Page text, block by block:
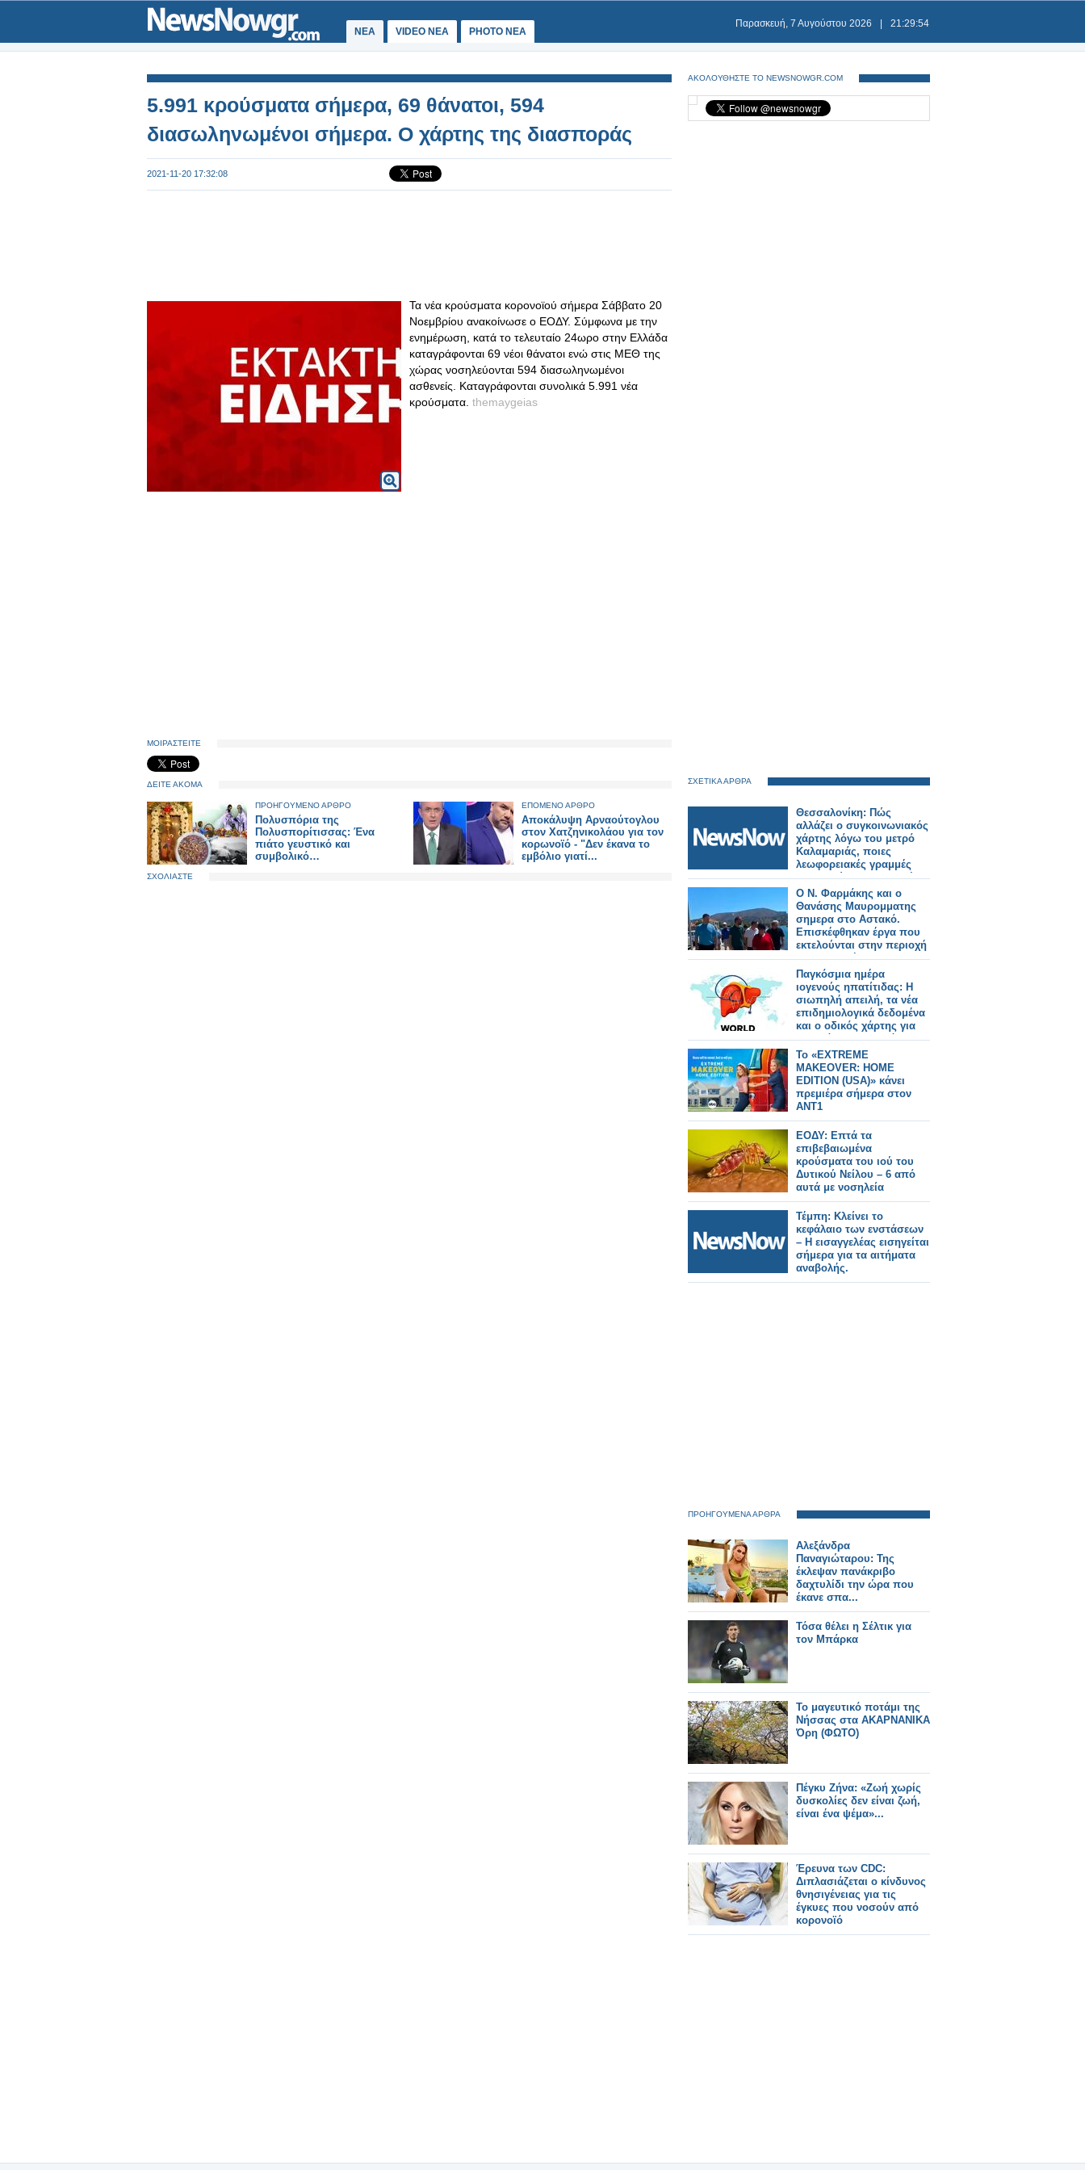
ΝΕΑ VIDEO NEA PHOTO NEA
Παρασκευή, 7 Αυγούστου 2026 21:29:54
5.991 κρούσματα σήμερα, 69 θάνατοι, 594
διασωληνωμένοι σήμερα. Ο χάρτης της διασποράς
2021-11-20 17:32:08
Τα νέα κρούσματα κορονοϊού σήμερα Σάββατο 20
Νοεμβρίου ανακοίνωσε ο ΕΟΔΥ. Σύμφωνα με την
ενημέρωση, κατά το τελευταίο 24ωρο στην Ελλάδα
καταγράφονται 69 νέοι θάνατοι ενώ στις ΜΕΘ της
χώρας νοσηλεύονται 594 διασωληνωμένοι
ασθενείς. Καταγράφονται συνολικά 5.991 νέα
κρούσματα. themaygeias
ΜΟΙΡΑΣΤΕΙΤΕ
ΔΕΙΤΕ ΑΚΟΜΑ
ΠΡΟΗΓΟΥΜΕΝΟ ΑΡΘΡΟ
Πολυσπόρια της
Πολυσπορίτισσας: Ένα
πιάτο γευστικό και
συμβολικό…
ΕΠΟΜΕΝΟ ΑΡΘΡΟ
Αποκάλυψη Αρναούτογλου
στον Χατζηνικολάου για τον
κορωνοϊό - "Δεν έκανα το
εμβόλιο γιατί...
ΣΧΟΛΙΑΣΤΕ
ΑΚΟΛΟΥΘΗΣΤΕ ΤΟ NEWSNOWGR.COM
ΣΧΕΤΙΚΑ ΑΡΘΡΑ
Θεσσαλονίκη: Πώς
αλλάζει ο συγκοινωνιακός
χάρτης λόγω του μετρό
Καλαμαριάς, ποιες
λεωφορειακές γραμμές
καταργούνται, ποιες νέες
θα λειτουργήσουν, ποιες
αλλάζουν.
Ο Ν. Φαρμάκης και ο
Θανάσης Μαυρομματης
σημερα στο Αστακό.
Επισκέφθηκαν έργα που
εκτελούνται στην περιοχή
και συναντήθηκαν με
φορείς και πολίτες (φωτο-
βιντεο)
Παγκόσμια ημέρα
ιογενούς ηπατίτιδας: Η
σιωπηλή απειλή, τα νέα
επιδημιολογικά δεδομένα
και ο οδικός χάρτης για
την εξάλειψη της νόσου
Το «EXTREME
MAKEOVER: HOME
EDITION (USA)» κάνει
πρεμιέρα σήμερα στον
ΑΝΤ1
ΕΟΔΥ: Επτά τα
επιβεβαιωμένα
κρούσματα του ιού του
Δυτικού Νείλου – 6 από
αυτά με νοσηλεία
Τέμπη: Κλείνει το
κεφάλαιο των ενστάσεων
– Η εισαγγελέας εισηγείται
σήμερα για τα αιτήματα
αναβολής.
ΠΡΟΗΓΟΥΜΕΝΑ ΑΡΘΡΑ
Αλεξάνδρα
Παναγιώταρου: Της
έκλεψαν πανάκριβο
δαχτυλίδι την ώρα που
έκανε σπα...
Τόσα θέλει η Σέλτικ για
τον Μπάρκα
Το μαγευτικό ποτάμι της
Νήσσας στα ΑΚΑΡΝΑΝΙΚΑ
Όρη (ΦΩΤΟ)
Πέγκυ Ζήνα: «Ζωή χωρίς
δυσκολίες δεν είναι ζωή,
είναι ένα ψέμα»...
Έρευνα των CDC:
Διπλασιάζεται ο κίνδυνος
θνησιγένειας για τις
έγκυες που νοσούν από
κορονοϊό